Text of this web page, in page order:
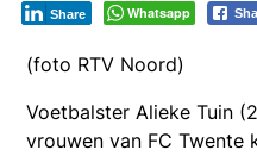
Whatsapp
Share
(foto RTV Noord)
Voetbalster Alieke Tuin
vrouwen van FC Twente